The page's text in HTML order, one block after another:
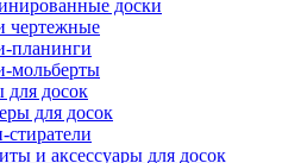
доски
чертежные
планинги
мольберты
для досок
для досок
стиратели
и аксессуары для досок